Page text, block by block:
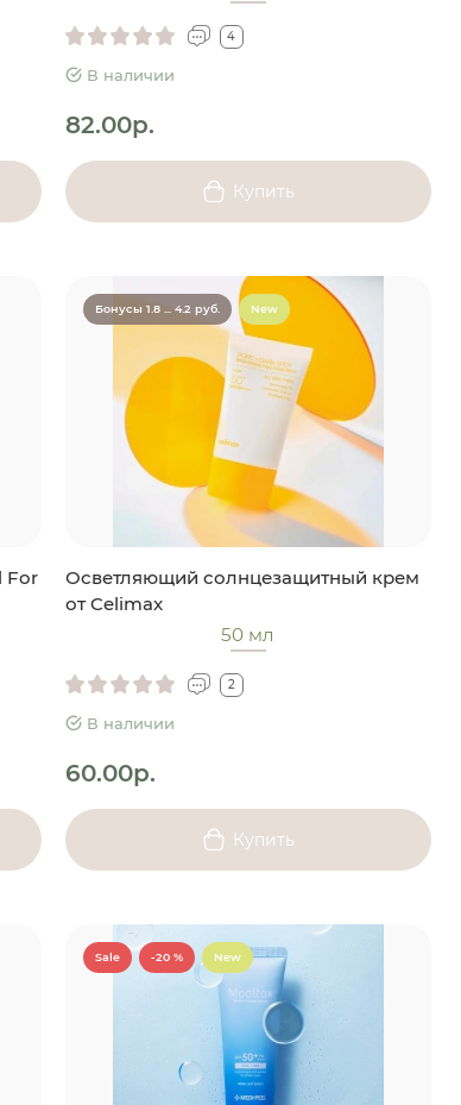
4
В наличии
82.00р.
Купить
For
Бонусы 1.8 ... 4.2 руб. New
Осветляющий солнцезащитный крем
от Celimax
50 мл
2
В наличии
60.00р.
Купить
Sale -20 % New